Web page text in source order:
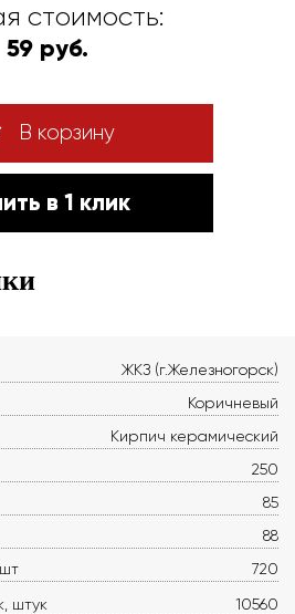
стоимость:
59 руб.
В корзину
в 1 клик
ЖКЗ (г.Железногорск)
Коричневый
Кирпич керамический
250
85
88
720
штук
10560